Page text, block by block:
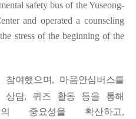
safety bus of the Yuseong-
and operated a counseling
stress of the beginning of the
참여했으며, 마음안심버스를
상담, 퀴즈 활동 등을 통해
중요성을 확산하고,